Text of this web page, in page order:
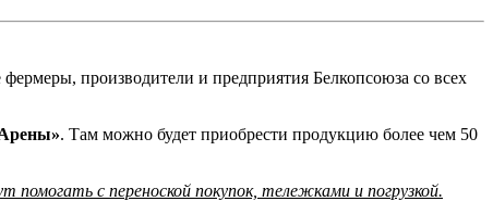
производители и предприятия Белкопсоюза со всех
. Там можно будет приобрести продукцию более чем 50
с переноской покупок, тележками и погрузкой.